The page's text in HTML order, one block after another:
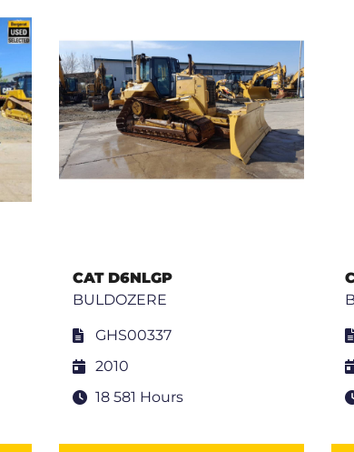
CAT D6NLGP
BULDOZERE
GHS00337
2010
18 581 Hours